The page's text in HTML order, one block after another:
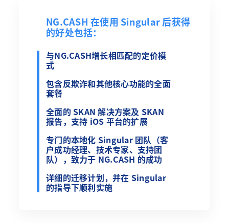
NG.CASH 在使用 Singular 后获得
的好处包括：
与NG.CASH增长相匹配的定价模
式
包含反欺诈和其他核心功能的全面
套餐
全面的 SKAN 解决方案及 SKAN
报告，支持 iOS 平台的扩展
专门的本地化 Singular 团队（客
户成功经理、技术专家、支持团
队），致力于 NG.CASH 的成功
详细的迁移计划，并在 Singular
的指导下顺利实施